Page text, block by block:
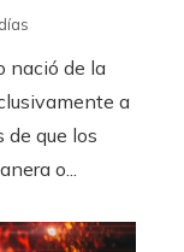
nació de la
a
que los
o...